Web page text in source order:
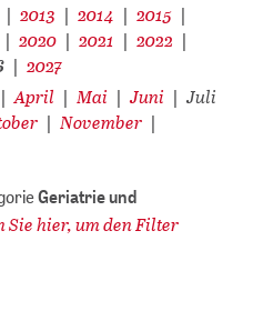
| 2013 | 2014 | 2015 |
| 2020 | 2021 | 2022 |
| 2027
| April | Mai | Juni | Juli
| November |
Geriatrie und
Sie hier, um den Filter